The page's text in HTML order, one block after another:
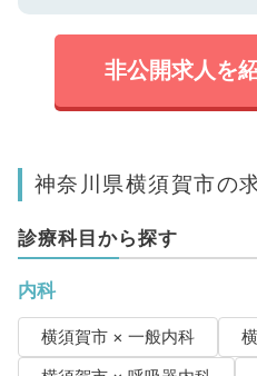
非公開求人を
神奈川県横須賀市の
診療科目から探す
内科
横須賀市 × 一般内科